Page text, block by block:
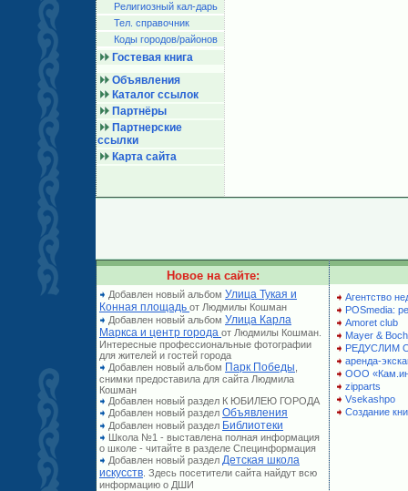
Религиозный кал-дарь
Тел. справочник
Коды городов/райoнов
Гостевая книга
Объявления
Каталог ссылок
Партнёры
Партнерские
ссылки
Карта сайта
Новое на сайте:
Добавлен новый альбом Улица Тукая и
Конная площадь от Людмилы Кошман
Добавлен новый альбом Улица Карла
Маркса и центр города от Людмилы Кошман.
Интересные профессиональные фотографии
для жителей и гостей города
Добавлен новый альбом Парк Победы
снимки предоставила для сайта Людмила
Кошман
Добавлен новый раздел К ЮБИЛЕЮ ГОРОДА
Добавлен новый раздел Объявления
Добавлен новый раздел Библиотеки
Школа №1 - выставлена полная информация
о школе - читайте в разделе Специнформация
Добавлен новый раздел Детская школа
искусств . Здесь посетители сайта найдут всю
информацию о ДШИ
Агентство
POSmedia:
Amoret club
Mayer & Boch
РЕДУСЛИМ
аренда-
ООО
zipparts
Vsekashpo
Создание